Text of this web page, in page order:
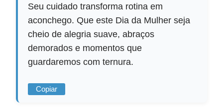
Seu cuidado transforma rotina em
aconchego. Que este Dia da Mulher seja
cheio de alegria suave, abraços
demorados e momentos que
guardaremos com ternura.
Copiar